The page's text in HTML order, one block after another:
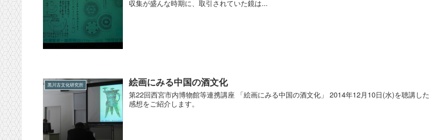
収集が盛んな時期に、取引されていた鏡は...
黒川古文化研究所 絵画にみる中国の酒文化
第22回西宮市内博物館等連携講座 「絵画にみる中国の酒文化」 2014年12月10日(水)を聴講した
感想をご紹介します。